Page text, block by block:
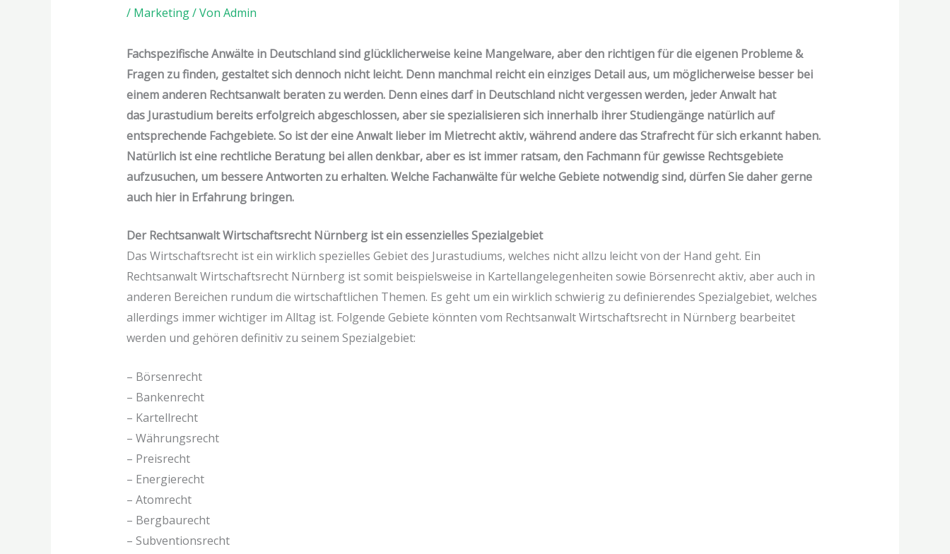
/ Marketing/ Von Admin
Fachspezifische Anwälte in Deutschland sind glücklicherweise keine Mangelware, aber den richtigen für die eigenen Probleme &
Fragen zu finden, gestaltet sich dennoch nicht leicht. Denn manchmal reicht ein einziges Detail aus, um möglicherweise besser bei
einem anderen Rechtsanwalt beraten zu werden. Denn eines darf in Deutschland nicht vergessen werden, jeder Anwalt hat
das Jurastudium bereits erfolgreich abgeschlossen, aber sie spezialisieren sich innerhalb ihrer Studiengänge natürlich auf
entsprechende Fachgebiete. So ist der eine Anwalt lieber im Mietrecht aktiv, während andere das Strafrecht für sich erkannt haben.
Natürlich ist eine rechtliche Beratung bei allen denkbar, aber es ist immer ratsam, den Fachmann für gewisse Rechtsgebiete
aufzusuchen, um bessere Antworten zu erhalten. Welche Fachanwälte für welche Gebiete notwendig sind, dürfen Sie daher gerne
auch hier in Erfahrung bringen.
Der Rechtsanwalt Wirtschaftsrecht Nürnberg ist ein essenzielles Spezialgebiet
Das Wirtschaftsrecht ist ein wirklich spezielles Gebiet des Jurastudiums, welches nicht allzu leicht von der Hand geht. Ein
Rechtsanwalt Wirtschaftsrecht Nürnberg ist somit beispielsweise in Kartellangelegenheiten sowie Börsenrecht aktiv, aber auch in
anderen Bereichen rundum die wirtschaftlichen Themen. Es geht um ein wirklich schwierig zu definierendes Spezialgebiet, welches
allerdings immer wichtiger im Alltag ist. Folgende Gebiete könnten vom Rechtsanwalt Wirtschaftsrecht in Nürnberg bearbeitet
werden und gehören definitiv zu seinem Spezialgebiet:
– Börsenrecht
– Bankenrecht
– Kartellrecht
– Währungsrecht
– Preisrecht
– Energierecht
– Atomrecht
– Bergbaurecht
– Subventionsrecht